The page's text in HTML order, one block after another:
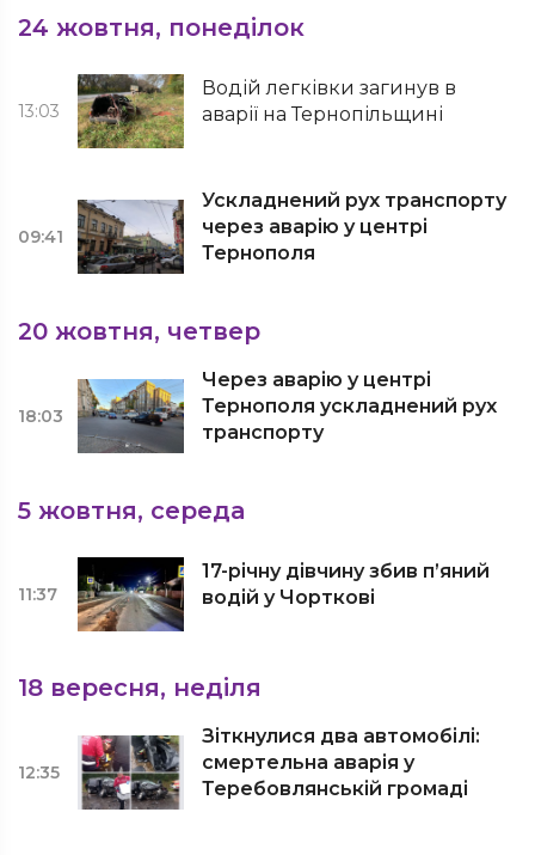
24 жовтня, понеділок
13:03
Водій легківки загинув в
аварії на Тернопільщині
09:41
Ускладнений рух транспорту
через аварію у центрі
Тернополя
20 жовтня, четвер
18:03
Через аварію у центрі
Тернополя ускладнений рух
транспорту
5 жовтня, середа
11:37
17-річну дівчину збив п’яний
водій у Чорткові
18 вересня, неділя
12:35
Зіткнулися два автомобілі:
смертельна аварія у
Теребовлянській громаді